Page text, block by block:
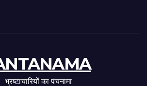
भ्रष्टाचारियों का पंचनामा